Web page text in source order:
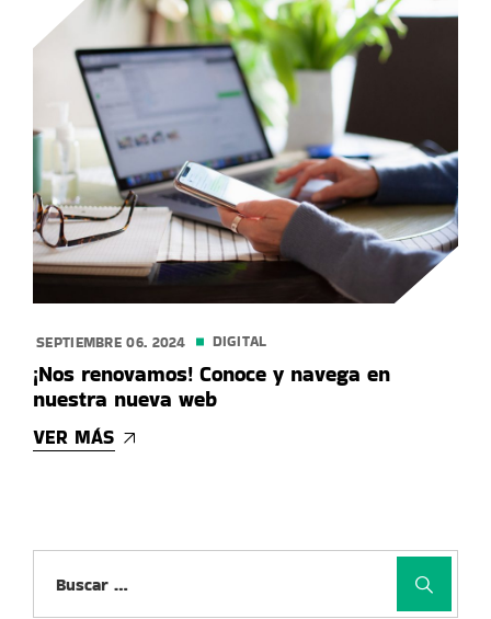
SEPTIEMBRE 06. 2024 DIGITAL
¡Nos renovamos! Conoce y navega en
nuestra nueva web
VER MÁS